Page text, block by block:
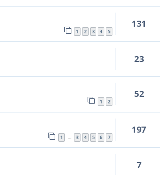
1 2 3 4 5
131
23
1 2
52
1 … 3 4 5 6 7
197
7